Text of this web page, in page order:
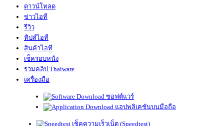
ดาวน์โหลด
ข่าวไอที
รีวิว
ทิปส์ไอที
สินค้าไอที
เช็ครอบหนัง
รวมคลิป Thaiware
เครื่องมือ
ซอฟต์แวร์
แอปพลิเคชันบนมือถือ
เช็คความเร็วเน็ต (Speedtest)